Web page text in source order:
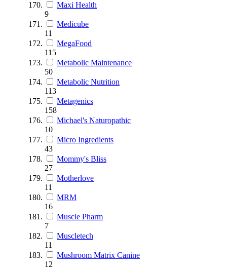
Maxi Health
9
Medicube
11
MegaFood
115
Metabolic Maintenance
50
Metabolic Nutrition
113
Metagenics
158
Michael's Naturopathic
10
Micro Ingredients
43
Mommy's Bliss
27
Motherlove
11
MRM
16
Muscle Pharm
7
Muscletech
11
Mushroom Matrix Canine
12